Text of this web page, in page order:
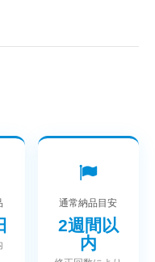
通常納品目安
2週間以
内